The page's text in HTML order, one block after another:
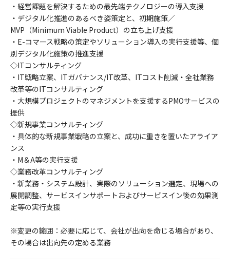
・経営課題を解決するための最先端テクノロジーの導入支援
・デジタル化推進のあるべき姿策定と、初期施策／
MVP（Minimum Viable Product）の立ち上げ支援
・E-コマース戦略の策定やソリューション導入の実行支援等、個
別デジタル化施策の推進支援
◇ITコンサルティング
・IT戦略立案、ITガバナンス/IT改革、ITコスト削減・全社業務
改革等のITコンサルティング
・大規模プロジェクトのマネジメントを支援するPMOサービスの
提供
◇新規事業コンサルティング
・具体的な新規事業戦略の立案と、成功に重きを置いたアライア
ンス
・M＆A等の実行支援
◇業務改革コンサルティング
・新業務・システム設計、実際のソリューション選定、現場への
展開調整、サービスインサポートおよびサービスイン後の効果測
定等の実行支援
※変更の範囲：必要に応じて、会社が出向を命じる場合があり、
その場合は出向先の定める業務